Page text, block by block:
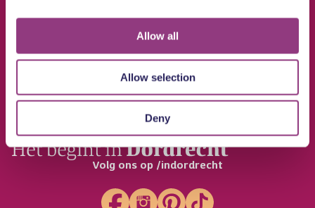
Allow all
Allow selection
Deny
Volg ons op /indordrecht